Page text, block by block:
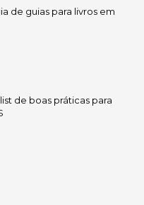
de guias para livros em
de boas práticas para